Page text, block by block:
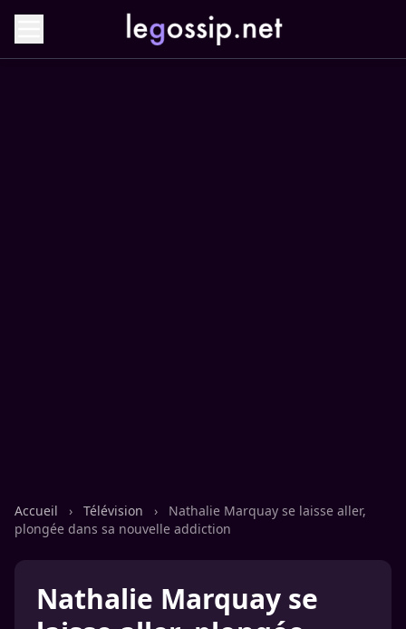
Accueil › Télévision ›
Nathalie Marquay se laisse aller,
plongée dans sa nouvelle addiction
Nathalie Marquay se